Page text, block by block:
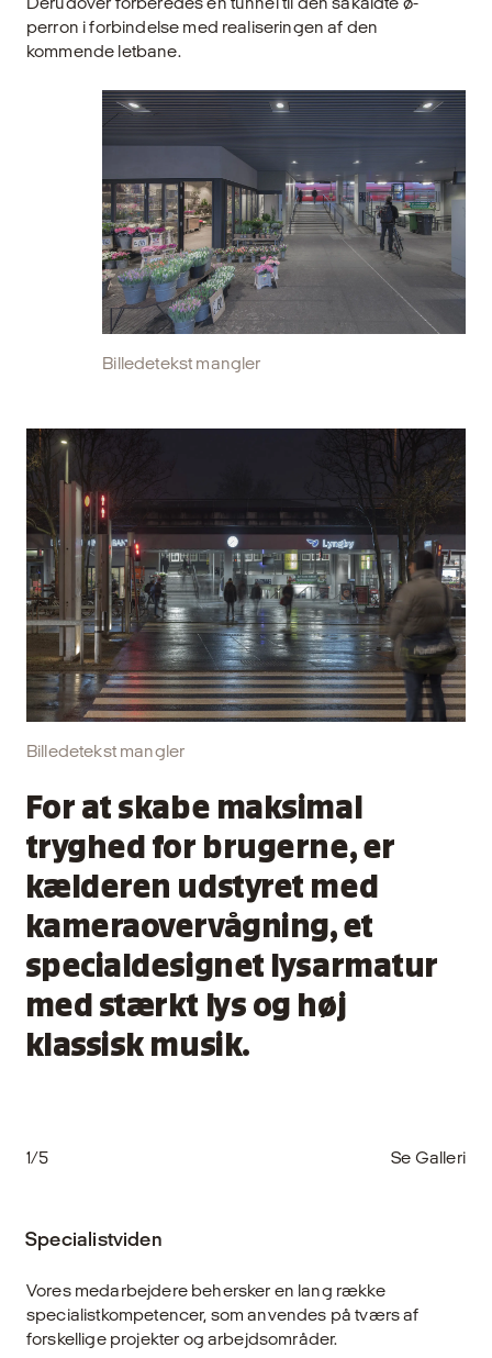
perron i forbindelse med realiseringen af den
kommende letbane.
Billedetekst mangler
Billedetekst mangler
For at skabe maksimal
tryghed for brugerne, er
kælderen udstyret med
kameraovervågning, et
specialdesignet lysarmatur
med stærkt lys og høj
klassisk musik.
1/5 Se Galleri
Specialistviden
Vores medarbejdere behersker en lang række
specialistkompetencer, som anvendes på tværs af
forskellige projekter og arbejdsområder.